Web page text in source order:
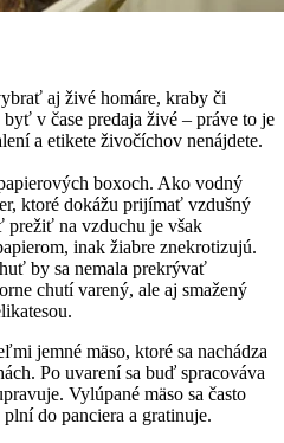
aj živé homáre, kraby či
v čase predaja živé – práve to je
a etikete živočíchov nenájdete.
boxoch. Ako vodný
ktoré dokážu prijímať vzdušný
prežiť na vzduchu je však
inak žiabre znekrotizujú.
by sa nemala prekrývať
chutí varený, ale aj smažený
jemné mäso, ktoré sa nachádza
Po uvarení sa buď spracováva
Vylúpané mäso sa často
do panciera a gratinuje.